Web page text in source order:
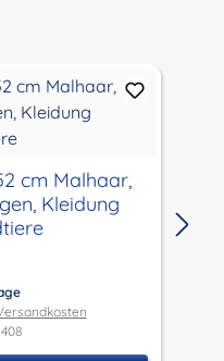
cm Malhaar,
Kleidung